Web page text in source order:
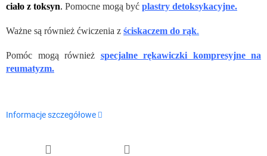
ciało z toksyn. Pomocne mogą być plastry detoksykacyjne.
Ważne są również ćwiczenia z ściskaczem do rąk.
Pomóc mogą również specjalne rękawiczki kompresyjne na
reumatyzm.
Informacje szczegółowe